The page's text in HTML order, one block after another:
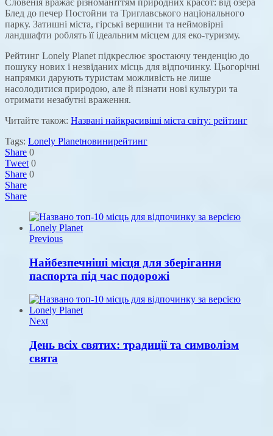
Словенія вражає різноманіттям природних красот: від озера
Блед до печер Постойни та Триглавського національного
парку. Затишні міста, гірські вершини та неймовірні
ландшафти роблять її ідеальним місцем для еко-туризму.
Рейтинг Lonely Planet підкреслює зростаючу тенденцію до
пошуку нових і незвіданих місць для відпочинку. Цьогорічні
напрямки дарують туристам можливість не лише
насолодитися природою, але й пізнати нові культури та
отримати незабутні враження.
Читайте також: Названі найкрасивіші міста світу: рейтинг
Tags: Lonely Planetновинирейтинг
Share 0
Tweet 0
Share 0
Share
Share
Previous
Найбезпечніші місця для зберігання
паспорта під час подорожі
Next
День всіх святих: традиції та символізм
свята